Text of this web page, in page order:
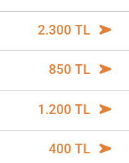
2.300 TL
850 TL
1.200 TL
400 TL